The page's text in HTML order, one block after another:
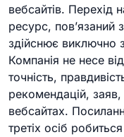
вебсайтів. Перехід
ресурс, пов’язаний
здійснює виключно
Компанія не несе
точність,
рекомендацій,
вебсайтах.
третіх осіб